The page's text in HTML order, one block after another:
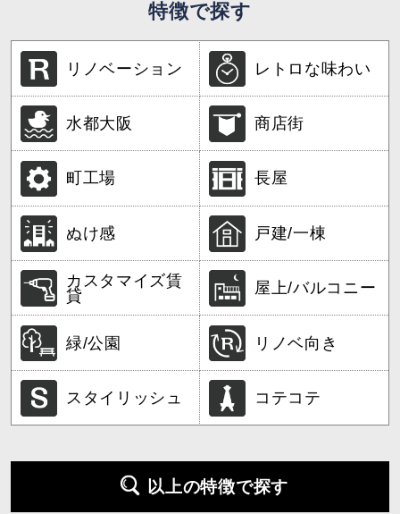
特徴で探す
リノベーション レトロな味わい
水都大阪 商店街
町工場 長屋
ぬけ感 戸建/一棟
カスタマイズ賃
貸
屋上/バルコニー
緑/公園 リノベ向き
スタイリッシュ コテコテ
以上の特徴で探す